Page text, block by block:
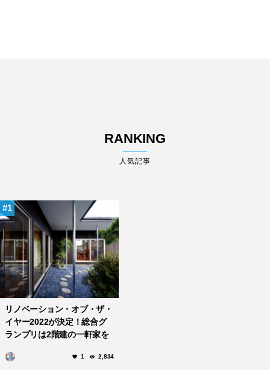
RANKING
人気記事
1
リノベーション・オブ・ザ・
イヤー2022が決定！総合グ
ランプリは2階建の一軒家を
1 2,834